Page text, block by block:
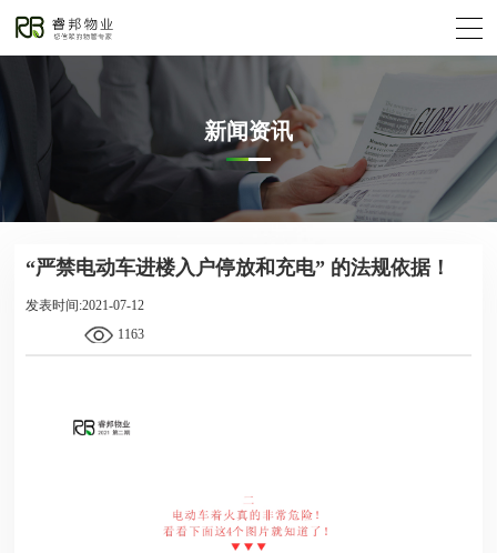
新闻资讯
“严禁电动车进楼入户停放和充电” 的法规依据！
发表时间:2021-07-12
1163